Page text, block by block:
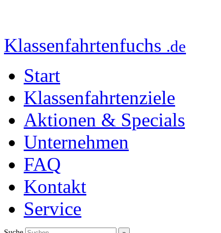
Klassenfahrtenfuchs .de
Start
Klassenfahrtenziele
Aktionen & Specials
Unternehmen
FAQ
Kontakt
Service